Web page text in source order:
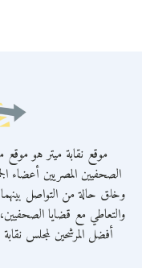
موقع نقابة ميتر هو
الصحفيين المصريين أعضاء
وخلق حالة من التواصل
والتعاطي مع قضايا
أفضل المرشحين لمجلس